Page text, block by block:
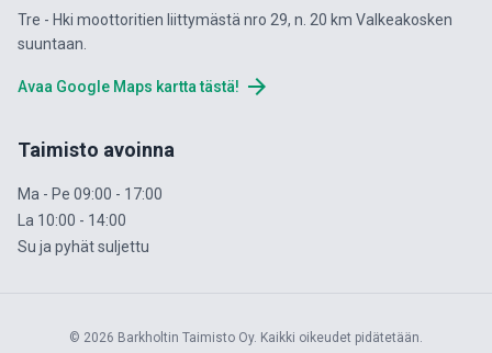
Tre - Hki moottoritien liittymästä nro 29, n. 20 km Valkeakosken
suuntaan.
Avaa Google Maps kartta tästä! arrow_forward
Taimisto avoinna
Ma - Pe 09:00 - 17:00
La 10:00 - 14:00
Su ja pyhät suljettu
© 2026 Barkholtin Taimisto Oy. Kaikki oikeudet pidätetään.